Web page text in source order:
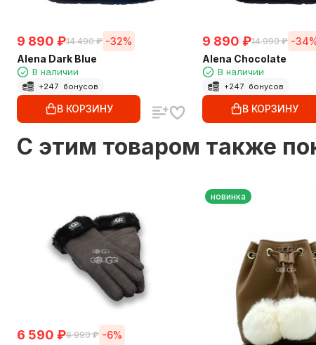
9 890 ₽14 490 ₽ -32%
Alena Dark Blue
В наличии
+247 бонусов
В КОРЗИНУ
9 890 ₽14 990 ₽ -
Alena Chocolate
В наличии
+247 бонусов
В КОРЗИНУ
C этим товаром также
6 590 ₽6 990 ₽ -6%
новинка